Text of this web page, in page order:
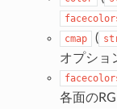
cmap (
オプショ
各面の